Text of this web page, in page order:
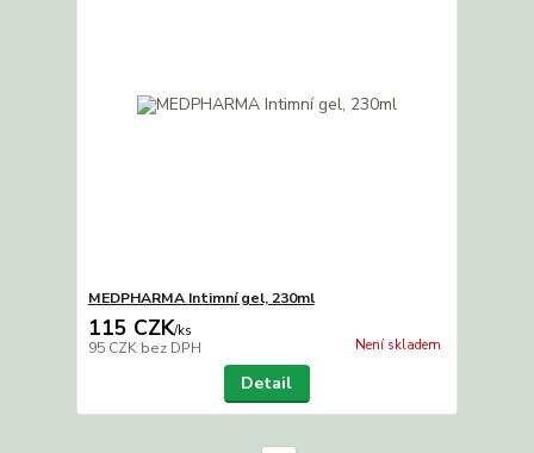
MEDPHARMA Intimní gel, 230ml
115 CZK/ks
95 CZK bez DPH Není skladem
Detail